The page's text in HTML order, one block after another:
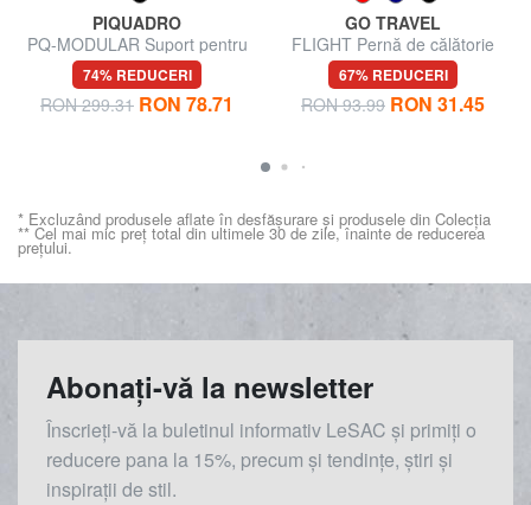
PIQUADRO
PQ-MODULAR Suport pentru
sticle de apă
74% REDUCERI
RON 299.31 RON 78.71
GO TRAVEL
FLIGHT Pernă de călătorie
67% REDUCERI
RON 93.99 RON 31.45
* Excluzând produsele aflate în desfășurare și produsele din Colecția
** Cel mai mic preț total din ultimele 30 de zile, înainte de reducerea
prețului.
Abonați-vă la newsletter
Înscrieți-vă la buletinul informativ LeSAC și primiți o
reducere pana la 15%, precum și tendințe, știri și
inspirații de stil.